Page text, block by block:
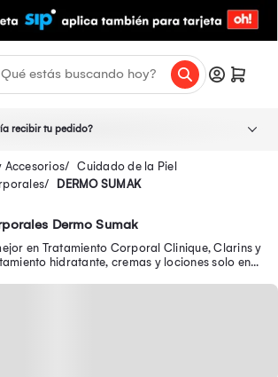
recibir tu pedido?
Accesorios
Cuidado de la Piel
DERMO SUMAK
Dermo Sumak
en Tratamiento Corporal Clinique, Clarins y
hidratante, cremas y lociones solo en